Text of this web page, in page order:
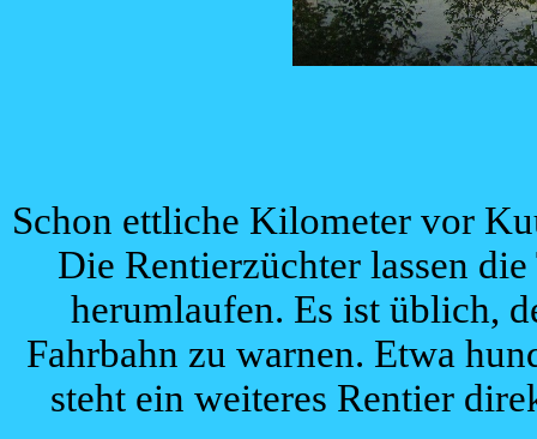
Schon ettliche Kilometer vor
Die Rentierzüchter lassen
herumlaufen. Es ist üblich,
Fahrbahn zu warnen. Etwa
steht ein weiteres Rentier